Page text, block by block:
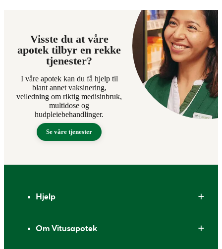
Visste du at våre
apotek tilbyr en rekke
tjenester?
I våre apotek kan du få hjelp til
blant annet vaksinering,
veiledning om riktig medisinbruk,
multidose og
hudpleiebehandlinger.
Se våre tjenester
Hjelp
Om Vitusapotek